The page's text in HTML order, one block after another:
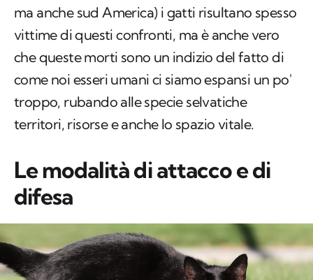
ma anche sud America) i gatti risultano spesso
vittime di questi confronti, ma è anche vero
che queste morti sono un indizio del fatto di
come noi esseri umani ci siamo espansi un po'
troppo, rubando alle specie selvatiche
territori, risorse e anche lo spazio vitale.
Le modalità di attacco e di
difesa